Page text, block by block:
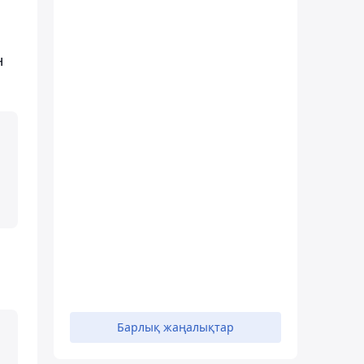
Барлық жаңалықтар